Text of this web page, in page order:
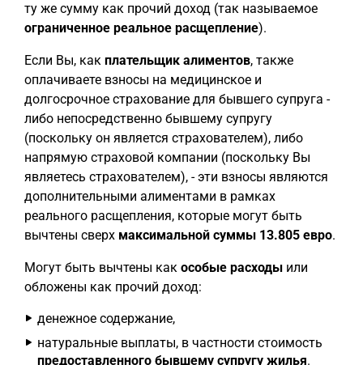
ту же сумму как прочий доход (так называемое
ограниченное реальное расщепление).
Если Вы, как плательщик алиментов, также
оплачиваете взносы на медицинское и
долгосрочное страхование для бывшего супруга -
либо непосредственно бывшему супругу
(поскольку он является страхователем), либо
напрямую страховой компании (поскольку Вы
являетесь страхователем), - эти взносы являются
дополнительными алиментами в рамках
реального расщепления, которые могут быть
вычтены сверх максимальной суммы 13.805 евро.
Могут быть вычтены как особые расходы или
обложены как прочий доход:
денежное содержание,
натуральные выплаты, в частности стоимость
предоставленного бывшему супругу жилья.